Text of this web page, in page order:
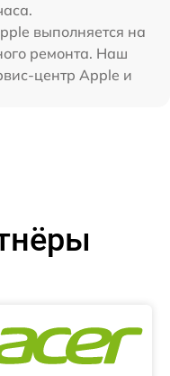
выполняется на
ремонта. Наш
центр Apple и